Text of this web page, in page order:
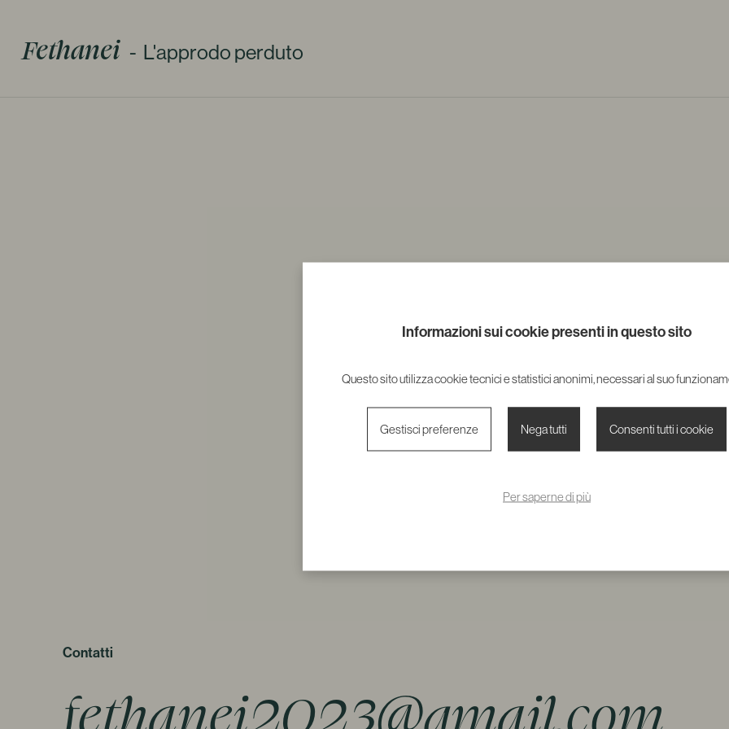
Fethanei L'approdo perduto
Contatti
fethanei2023@gmail.com
Informazioni sui cookie presenti in questo sito
Questo sito utilizza cookie tecnici e statistici anonimi, necessari al suo
Gestisci preferenze Nega tutti Consenti tutti i cookie
Per saperne di più